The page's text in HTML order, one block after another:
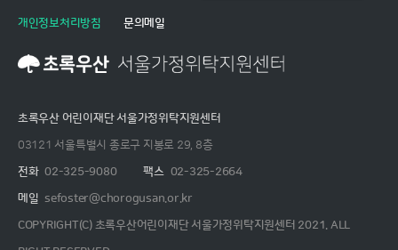
개인정보처리방침 문의메일
초록우산 어린이재단 서울가정위탁지원센터
03121 서울특별시 종로구 지봉로 29, 8층
전화 02-325-9080 팩스 02-325-2664
메일 sefoster@chorogusan.or.kr
COPYRIGHT(C) 초록우산어린이재단 서울가정위탁지원센터 2021. ALL